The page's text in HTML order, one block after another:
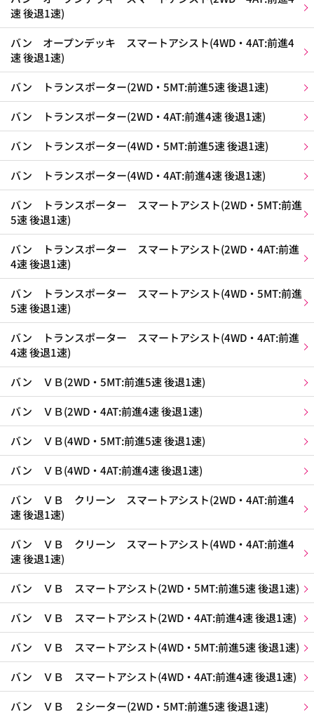
速 後退1速)
バン オープンデッキ スマートアシスト(4WD・4AT:前進4
速 後退1速)
バン トランスポーター(2WD・5MT:前進5速 後退1速)
バン トランスポーター(2WD・4AT:前進4速 後退1速)
バン トランスポーター(4WD・5MT:前進5速 後退1速)
バン トランスポーター(4WD・4AT:前進4速 後退1速)
バン トランスポーター スマートアシスト(2WD・5MT:前進
5速 後退1速)
バン トランスポーター スマートアシスト(2WD・4AT:前進
4速 後退1速)
バン トランスポーター スマートアシスト(4WD・5MT:前進
5速 後退1速)
バン トランスポーター スマートアシスト(4WD・4AT:前進
4速 後退1速)
バン ＶＢ(2WD・5MT:前進5速 後退1速)
バン ＶＢ(2WD・4AT:前進4速 後退1速)
バン ＶＢ(4WD・5MT:前進5速 後退1速)
バン ＶＢ(4WD・4AT:前進4速 後退1速)
バン ＶＢ クリーン スマートアシスト(2WD・4AT:前進4
速 後退1速)
バン ＶＢ クリーン スマートアシスト(4WD・4AT:前進4
速 後退1速)
バン ＶＢ スマートアシスト(2WD・5MT:前進5速 後退1速)
バン ＶＢ スマートアシスト(2WD・4AT:前進4速 後退1速)
バン ＶＢ スマートアシスト(4WD・5MT:前進5速 後退1速)
バン ＶＢ スマートアシスト(4WD・4AT:前進4速 後退1速)
バン ＶＢ ２シーター(2WD・5MT:前進5速 後退1速)